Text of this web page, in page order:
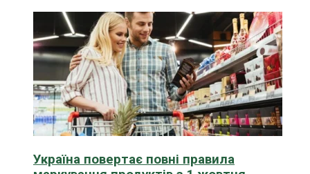
Україна повертає повні правила